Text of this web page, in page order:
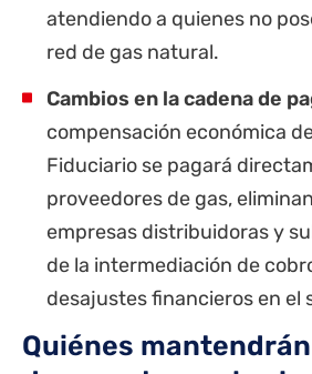
atendiendo a quienes no
red de gas natural.
Cambios en la cadena de
compensación económica
Fiduciario se pagará
proveedores de gas,
empresas distribuidoras y
de la intermediación de
desajustes financieros en el
Quiénes